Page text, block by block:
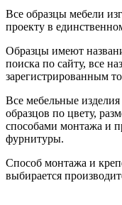
Все образцы мебели
проекту в
Образцы имеют
поиска по сайту, все
зарегистрированным
Все мебельные
образцов по цвету,
способами монтажа и
фурнитуры.
Способ монтажа и
выбирается